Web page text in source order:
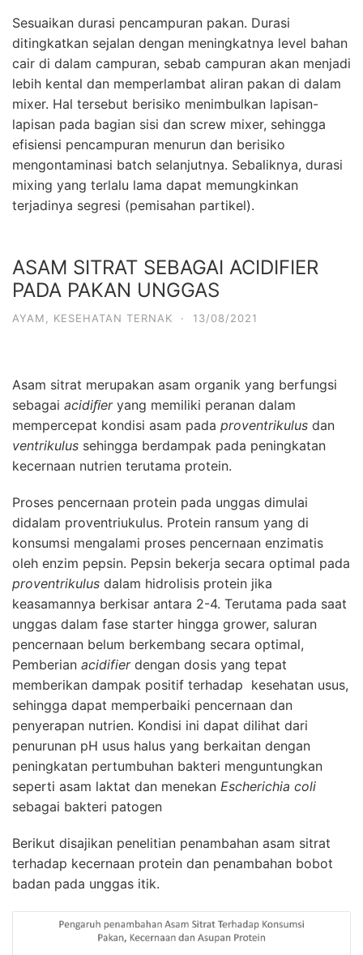
Sesuaikan durasi pencampuran pakan. Durasi
ditingkatkan sejalan dengan meningkatnya level bahan
cair di dalam campuran, sebab campuran akan menjadi
lebih kental dan memperlambat aliran pakan di dalam
mixer. Hal tersebut berisiko menimbulkan lapisan-
lapisan pada bagian sisi dan screw mixer, sehingga
efisiensi pencampuran menurun dan berisiko
mengontaminasi batch selanjutnya. Sebaliknya, durasi
mixing yang terlalu lama dapat memungkinkan
terjadinya segresi (pemisahan partikel).
ASAM SITRAT SEBAGAI ACIDIFIER
PADA PAKAN UNGGAS
AYAM KESEHATAN TERNAK · 13/08/2021
Asam sitrat merupakan asam organik yang berfungsi
sebagai acidiﬁeryang memiliki peranan dalam
mempercepat kondisi asam pada proventrikulus dan
ventrikulus sehingga berdampak pada peningkatan
kecernaan nutrien terutama protein.
Proses pencernaan protein pada unggas dimulai
didalam proventriukulus. Protein ransum yang di
konsumsi mengalami proses pencernaan enzimatis
oleh enzim pepsin. Pepsin bekerja secara optimal pada
proventrikulus dalam hidrolisis protein jika
keasamannya berkisar antara 2-4. Terutama pada saat
unggas dalam fase starter hingga grower, saluran
pencernaan belum berkembang secara optimal,
Pemberian acidifier dengan dosis yang tepat
memberikan dampak positif terhadap kesehatan usus,
sehingga dapat memperbaiki pencernaan dan
penyerapan nutrien. Kondisi ini dapat dilihat dari
penurunan pH usus halus yang berkaitan dengan
peningkatan pertumbuhan bakteri menguntungkan
seperti asam laktat dan menekan Escherichia coli
sebagai bakteri patogen
Berikut disajikan penelitian penambahan asam sitrat
terhadap kecernaan protein dan penambahan bobot
badan pada unggas itik.